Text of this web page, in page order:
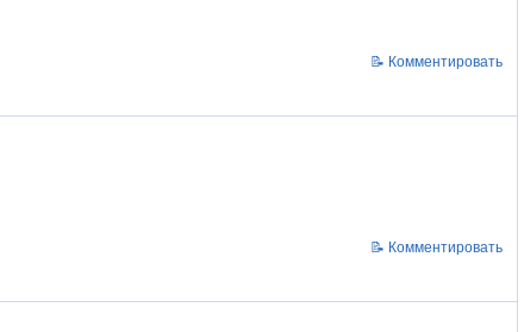
📝 Комментировать
📝 Комментировать